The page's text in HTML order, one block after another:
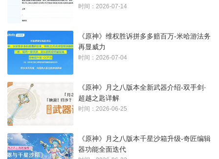
藏本网页
时间：2026-07-14
《原神》维权胜诉拼多多赔百万-米哈游法务
再显威力
时间：2026-07-04
《原神》月之八版本全新武器介绍-双手剑·
超越之匙详解
时间：2026-06-25
《原神》月之八版本千星沙箱升级-奇匠编辑
器功能全面迭代